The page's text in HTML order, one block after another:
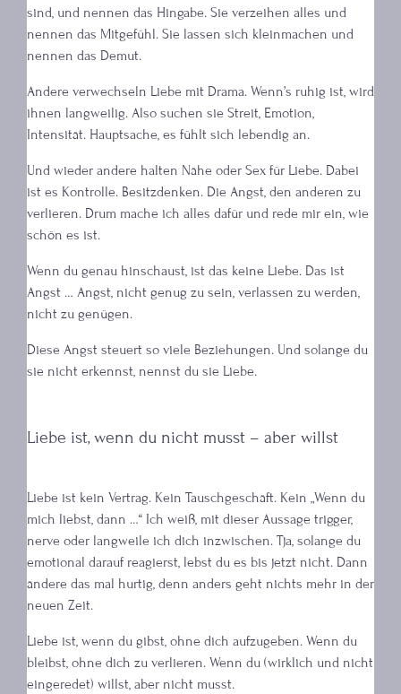
sind, und nennen das Hingabe. Sie verzeihen alles und
nennen das Mitgefühl. Sie lassen sich kleinmachen und
nennen das Demut.
Andere verwechseln Liebe mit Drama. Wenn’s ruhig ist, wird
ihnen langweilig. Also suchen sie Streit, Emotion,
Intensität. Hauptsache, es fühlt sich lebendig an.
Und wieder andere halten Nähe oder Sex für Liebe. Dabei
ist es Kontrolle. Besitzdenken. Die Angst, den anderen zu
verlieren. Drum mache ich alles dafür und rede mir ein, wie
schön es ist.
Wenn du genau hinschaust, ist das keine Liebe. Das ist
Angst … Angst, nicht genug zu sein, verlassen zu werden,
nicht zu genügen.
Diese Angst steuert so viele Beziehungen. Und solange du
sie nicht erkennst, nennst du sie Liebe.
Liebe ist, wenn du nicht musst – aber willst
Liebe ist kein Vertrag. Kein Tauschgeschäft. Kein „Wenn du
mich liebst, dann …“ Ich weiß, mit dieser Aussage trigger,
nerve oder langweile ich dich inzwischen. Tja, solange du
emotional darauf reagierst, lebst du es bis jetzt nicht. Dann
ändere das mal hurtig, denn anders geht nichts mehr in der
neuen Zeit.
Liebe ist, wenn du gibst, ohne dich aufzugeben. Wenn du
bleibst, ohne dich zu verlieren. Wenn du (wirklich und nicht
eingeredet) willst, aber nicht musst.